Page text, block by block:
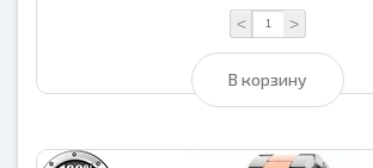
< >
В корзину